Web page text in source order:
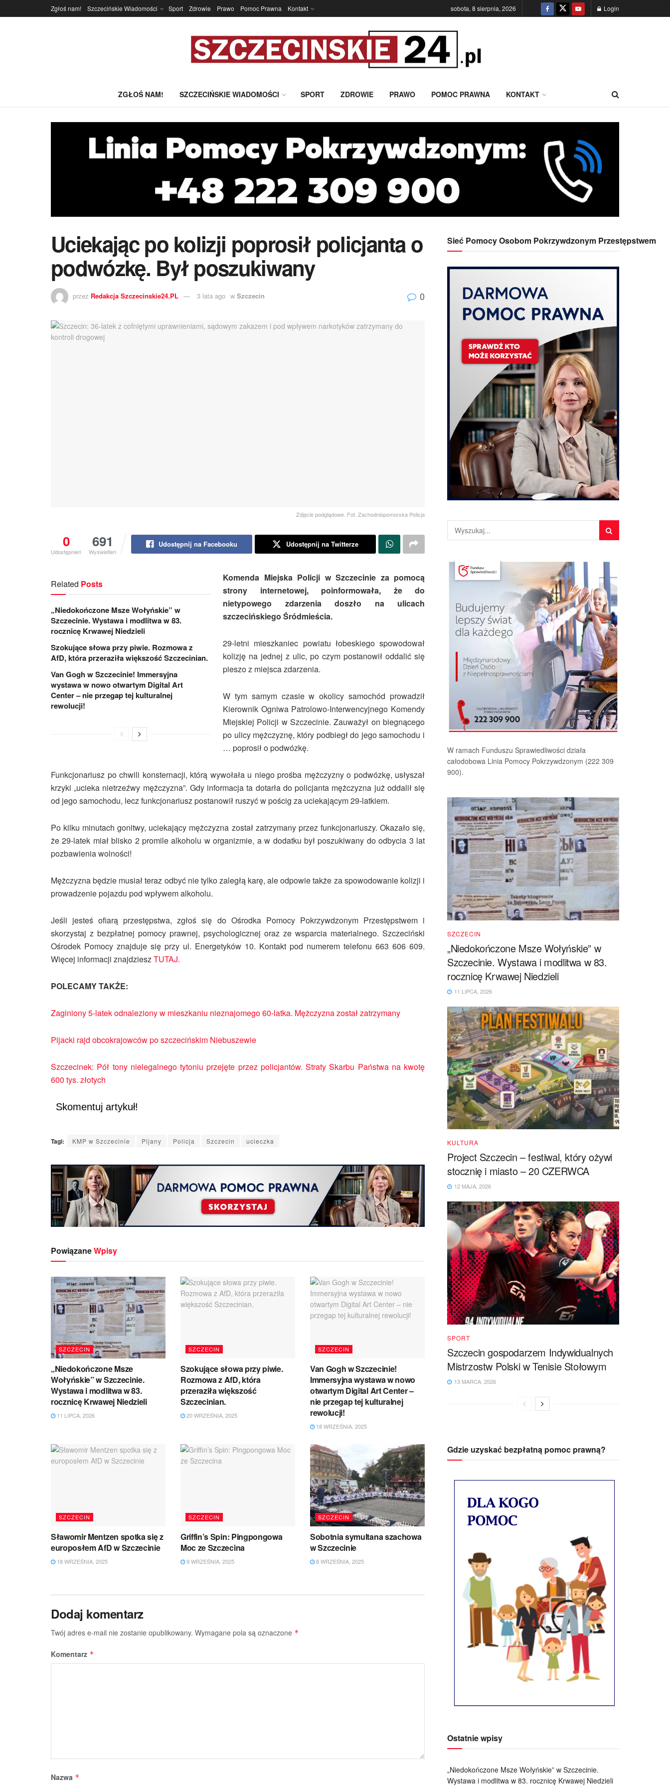
Zgłoś nam! Szczecińskie Wiadomości Sport Zdrowie Prawo Pomoc Prawna Kontakt sobota, 8 sierpnia, 2026 Login
ZGŁOŚ NAM! SZCZECIŃSKIE WIADOMOŚCI SPORT ZDROWIE PRAWO POMOC PRAWNA KONTAKT
Uciekając po kolizji poprosił policjanta o
podwózkę. Był poszukiwany
przez Redakcja Szczecinskie24.PL 3 lata ago w Szczecin 0
Zdjęcie podglądowe. Fot. Zachodniopomorska Policja
0
Udostępnień
691
Wyświetleń
Udostępnij na Facebooku Udostępnij na Twitterze
Related Posts
„Niedokończone Msze Wołyńskie” w
Szczecinie. Wystawa i modlitwa w 83.
rocznicę Krwawej Niedzieli
Szokujące słowa przy piwie. Rozmowa z
AfD, która przeraziła większość Szczecinian.
Van Gogh w Szczecinie! Immersyjna
wystawa w nowo otwartym Digital Art
Center – nie przegap tej kulturalnej
rewolucji!
Komenda Miejska Policji w Szczecinie za pomocą
strony internetowej, poinformowała, że do
nietypowego zdarzenia doszło na ulicach
szczecińskiego Śródmieścia.
29-letni mieszkaniec powiatu łobeskiego spowodował
kolizję na jednej z ulic, po czym postanowił oddalić się
pieszo z miejsca zdarzenia.
W tym samym czasie w okolicy samochód prowadził
Kierownik Ogniwa Patrolowo-Interwencyjnego Komendy
Miejskiej Policji w Szczecinie. Zauważył on biegnącego
po ulicy mężczyznę, który podbiegł do jego samochodu i
… poprosił o podwózkę.
Funkcjonariusz po chwili konsternacji, którą wywołała u niego prośba mężczyzny o podwózkę, usłyszał
krzyki „ucieka nietrzeźwy mężczyzna”. Gdy informacja ta dotarła do policjanta mężczyzna już oddalił się
od jego samochodu, lecz funkcjonariusz postanowił ruszyć w pościg za uciekającym 29-latkiem.
Po kilku minutach gonitwy, uciekający mężczyzna został zatrzymany przez funkcjonariuszy. Okazało się,
że 29-latek miał blisko 2 promile alkoholu w organizmie, a w dodatku był poszukiwany do odbycia 3 lat
pozbawienia wolności!
Mężczyzna będzie musiał teraz odbyć nie tylko zaległą karę, ale odpowie także za spowodowanie kolizji i
prowadzenie pojazdu pod wpływem alkoholu.
Jeśli jesteś ofiarą przestępstwa, zgłoś się do Ośrodka Pomocy Pokrzywdzonym Przestępstwem i
skorzystaj z bezpłatnej pomocy prawnej, psychologicznej oraz ze wsparcia materialnego. Szczeciński
Ośrodek Pomocy znajduje się przy ul. Energetyków 10. Kontakt pod numerem telefonu 663 606 609.
Więcej informacji znajdzieszTUTAJ.
POLECAMY TAKŻE:
Zaginiony 5-latek odnaleziony w mieszkaniu nieznajomego 60-latka. Mężczyzna został zatrzymany
Pijacki rajd obcokrajowców po szczecińskim Niebuszewie
Szczecinek: Pół tony nielegalnego tytoniu przejęte przez policjantów. Straty Skarbu Państwa na kwotę
600 tys. złotych
Skomentuj artykuł!
Tagi: KMP w Szczecinie Pijany Policja Szczecin ucieczka
PowiązaneWpisy
SZCZECIN
„Niedokończone Msze
Wołyńskie” w Szczecinie.
Wystawa i modlitwa w 83.
rocznicę Krwawej Niedzieli
11 LIPCA, 2026
SZCZECIN
Szokujące słowa przy piwie.
Rozmowa z AfD, która
przeraziła większość
Szczecinian.
20 WRZEŚNIA, 2025
SZCZECIN
Van Gogh w Szczecinie!
Immersyjna wystawa w nowo
otwartym Digital Art Center –
nie przegap tej kulturalnej
rewolucji!
18 WRZEŚNIA, 2025
SZCZECIN
Sławomir Mentzen spotka się z
europosłem AfD w Szczecinie
18 WRZEŚNIA, 2025
SZCZECIN
Griffin’s Spin: Pingpongowa
Moc ze Szczecina
9 WRZEŚNIA, 2025
SZCZECIN
Sobotnia symultana szachowa
w Szczecinie
8 WRZEŚNIA, 2025
Dodaj komentarz
Twój adres e-mail nie zostanie opublikowany. Wymagane pola są oznaczone *
Komentarz *
Nazwa *
Sieć Pomocy Osobom Pokrzywdzonym Przestępstwem
W ramach Funduszu Sprawiedliwości działa
całodobowa Linia Pomocy Pokrzywdzonym (222 309
900).
SZCZECIN
„Niedokończone Msze Wołyńskie” w
Szczecinie. Wystawa i modlitwa w 83.
rocznicę Krwawej Niedzieli
11 LIPCA, 2026
KULTURA
Project Szczecin – festiwal, który ożywi
stocznię i miasto – 20 CZERWCA
12 MAJA, 2026
SPORT
Szczecin gospodarzem Indywidualnych
Mistrzostw Polski w Tenisie Stołowym
13 MARCA, 2026
Gdzie uzyskać bezpłatną pomoc prawną?
Ostatnie wpisy
„Niedokończone Msze Wołyńskie” w Szczecinie.
Wystawa i modlitwa w 83. rocznicę Krwawej Niedzieli